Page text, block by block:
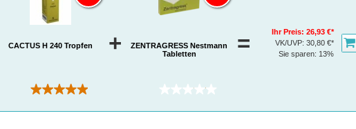
CACTUS H 240 Tropfen
(1)
+
ZENTRAGRESS Nestmann
Tabletten
(0)
= Ihr Preis:26,93 €*
VK/UVP:30,80 €*
Sie sparen: 13%